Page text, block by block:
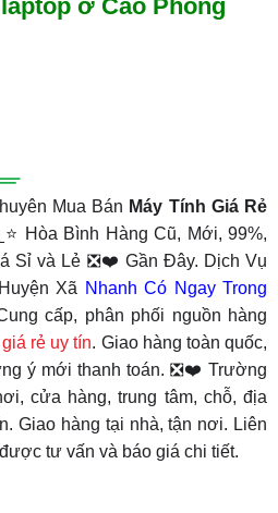
ở Cao Phong
Mua Bán Máy Tính Giá Rẻ
Hòa Bình Hàng Cũ, Mới, 99%,
Sỉ và Lẻ ❎❤️ Gần Đây. Dịch Vụ
Xã Nhanh Có Ngay Trong
cấp, phân phối nguồn hàng
rẻ uy tín. Giao hàng toàn quốc,
ý mới thanh toán. ❎❤️ Trường
cửa hàng, trung tâm, chỗ, địa
Giao hàng tại nhà, tận nơi. Liên
tư vấn và báo giá chi tiết.